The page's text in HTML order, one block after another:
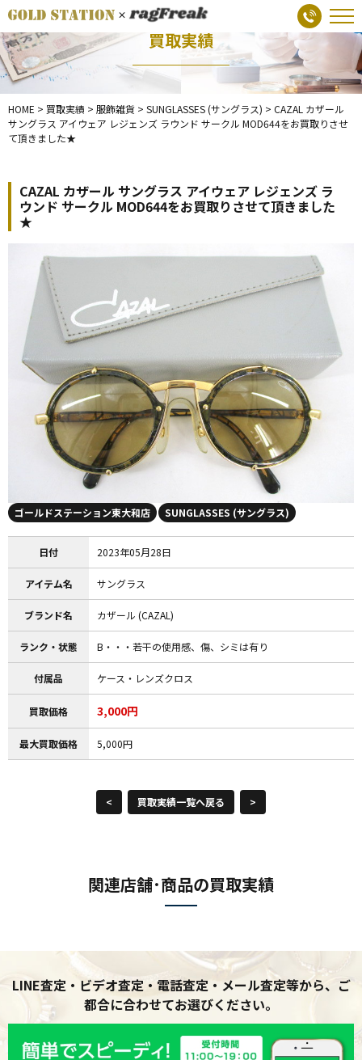
買取実績
HOME > 買取実績 > 服飾雑貨 > SUNGLASSES (サングラス) > CAZAL カザール
サングラス アイウェア レジェンズ ラウンド サークル MOD644をお買取りさせ
て頂きました★
CAZAL カザール サングラス アイウェア レジェンズ ラ
ウンド サークル MOD644をお買取りさせて頂きました
★
ゴールドステーション東大和店 SUNGLASSES (サングラス)
日付 2023年05月28日
アイテム名 サングラス
ブランド名 カザール (CAZAL)
ランク・状態 B・・・若干の使用感、傷、シミは有り
付属品 ケース・レンズクロス
買取価格 3,000円
最大買取価格 5,000円
< 買取実績一覧へ戻る >
関連店舗･商品の買取実績
LINE査定・ビデオ査定・電話査定・メール査定等から、ご
都合に合わせてお選びください。